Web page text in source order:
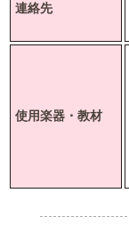
連絡先
使用楽器・教材